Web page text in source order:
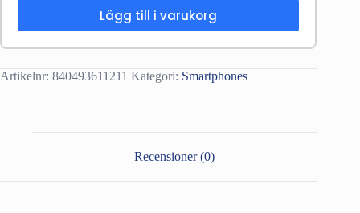
Lägg till i varukorg
Artikelnr: 840493611211 Kategori: Smartphones
Recensioner (0)